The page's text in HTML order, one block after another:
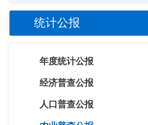
统计公报
年度统计公报
经济普查公报
人口普查公报
农业普查公
报